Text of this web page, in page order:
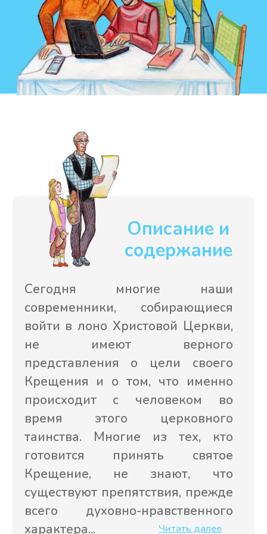
Все содержание
Почему стоит
прочитать эту
Как рассказать о Православии
современному человеку так, чтобы
было увлекательно, понятно,
глубоко и затрагивало большинство
беспокоящих его тем? Дать эту
книгу! В ней священник рассуждает
с читателем о самом главном, давая
ответы на самые частые
«каверзные» вопросы.
Книга также дополнена рядом
статей, которые более полно
раскрывают тот минимум, который
важно «охватить» желающему
креститься или уже крещеному.
Интересно, что даже давно
воцерковляющиеся люди
читая ее.
Если появились вопросы -
будем рады помочь!